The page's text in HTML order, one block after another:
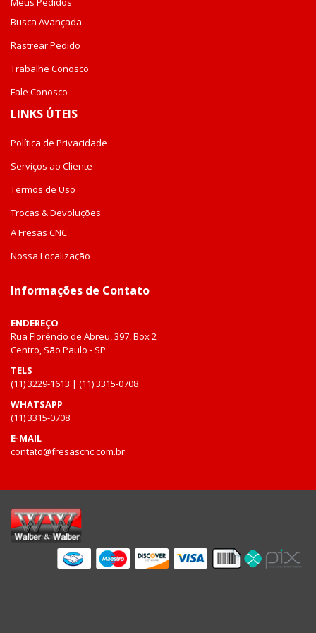
Busca Avançada
Rastrear Pedido
Trabalhe Conosco
Fale Conosco
LINKS ÚTEIS
Política de Privacidade
Serviços ao Cliente
Termos de Uso
Trocas & Devoluções
A Fresas CNC
Nossa Localização
Informações de Contato
ENDEREÇO
Rua Florêncio de Abreu, 397, Box 2
Centro, São Paulo - SP
TELS
(11) 3229-1613 | (11) 3315-0708
WHATSAPP
(11) 3315-0708
E-MAIL
contato@fresascnc.com.br